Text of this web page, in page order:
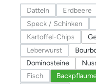
Datteln(Diese Option ist
Erdbeere
(Diese
Speck / Schinken
(Diese Option
Kartoffel-Chips
(Diese Option
Leberwurst(Diese Option ist
Dominosteine
Fisch(Diese Option ist